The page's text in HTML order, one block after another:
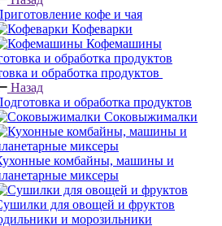
кофе и чая
Кофеварки
Кофемашины
и обработка продуктов
Назад
и обработка продуктов
Соковыжималки
комбайны, машины и
миксеры
для овощей и фруктов